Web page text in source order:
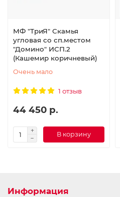
МФ "ТриЯ" Скамья
угловая со сп.местом
"Домино" ИСП.2
(Кашемир коричневый)
Очень мало
1 отзыв
44 450 р.
В корзину
Информация